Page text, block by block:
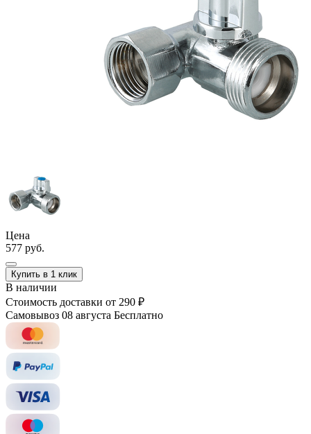
Цена
577 руб.
Купить в 1 клик
В наличии
Стоимость доставки от 290 ₽
Самовывоз 08 августа Бесплатно